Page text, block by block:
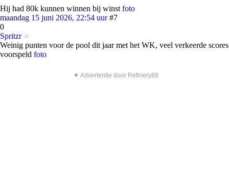
Hij had 80k kunnen winnen bij winst foto
maandag 15 juni 2026, 22:54 uur #7
0
Spritzr
Weinig punten voor de pool dit jaar met het WK, veel verkeerde scores
voorspeld foto
▼ Advertentie door Refinery89